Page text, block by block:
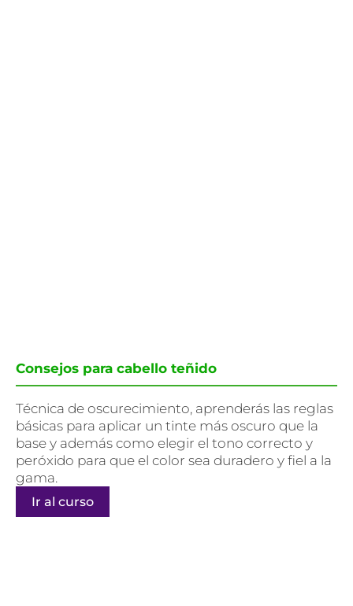
Consejos para cabello teñido
Técnica de oscurecimiento, aprenderás las reglas
básicas para aplicar un tinte más oscuro que la
base y además como elegir el tono correcto y
peróxido para que el color sea duradero y fiel a la
gama.
Ir al curso